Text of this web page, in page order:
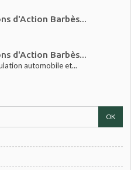
d'Action Barbès...
d'Action Barbès...
automobile et...